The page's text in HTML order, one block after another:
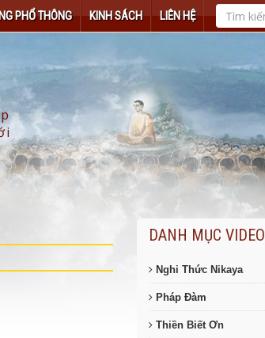
PHỔ THÔNG KINH SÁCH LIÊN HỆ
DANH MỤC VIDEO
Nghi Thức Nikaya
Pháp Đàm
Thiền Biết Ơn